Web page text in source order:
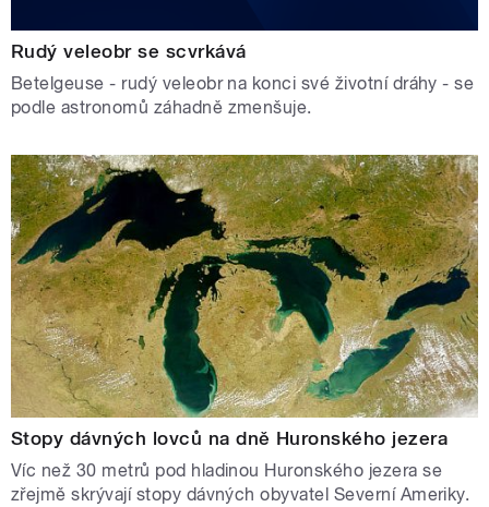
Rudý veleobr se scvrkává
Betelgeuse - rudý veleobr na konci své životní dráhy - se
podle astronomů záhadně zmenšuje.
Stopy dávných lovců na dně Huronského jezera
Víc než 30 metrů pod hladinou Huronského jezera se
zřejmě skrývají stopy dávných obyvatel Severní Ameriky.